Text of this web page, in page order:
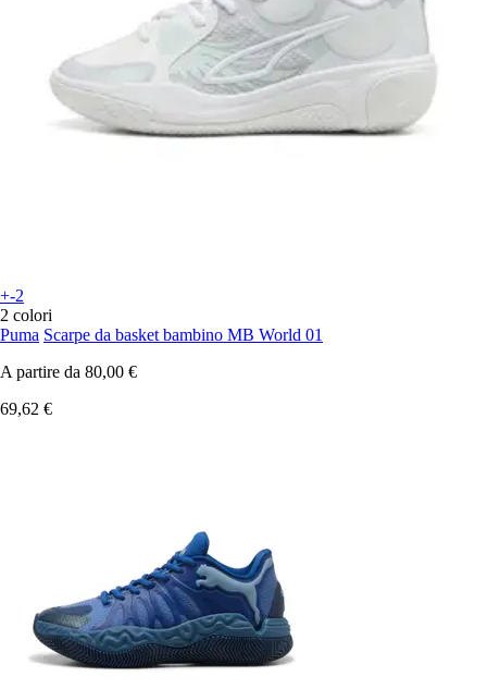
+-2
2 colori
Puma Scarpe da basket bambino MB World 01
A partire da 80,00 €
69,62 €